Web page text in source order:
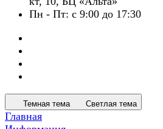
Пн - Пт: с 9:00 до 17:30
Темная тема Светлая тема
Главная